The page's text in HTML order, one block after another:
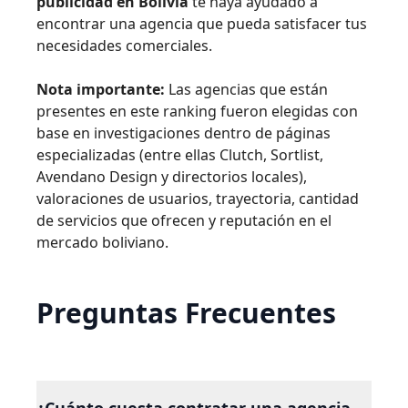
encontrar una agencia que pueda satisfacer tus
necesidades comerciales.
Nota importante: Las agencias que están
presentes en este ranking fueron elegidas con
base en investigaciones dentro de páginas
especializadas (entre ellas Clutch, Sortlist,
Avendano Design y directorios locales),
valoraciones de usuarios, trayectoria, cantidad
de servicios que ofrecen y reputación en el
mercado boliviano.
Preguntas Frecuentes